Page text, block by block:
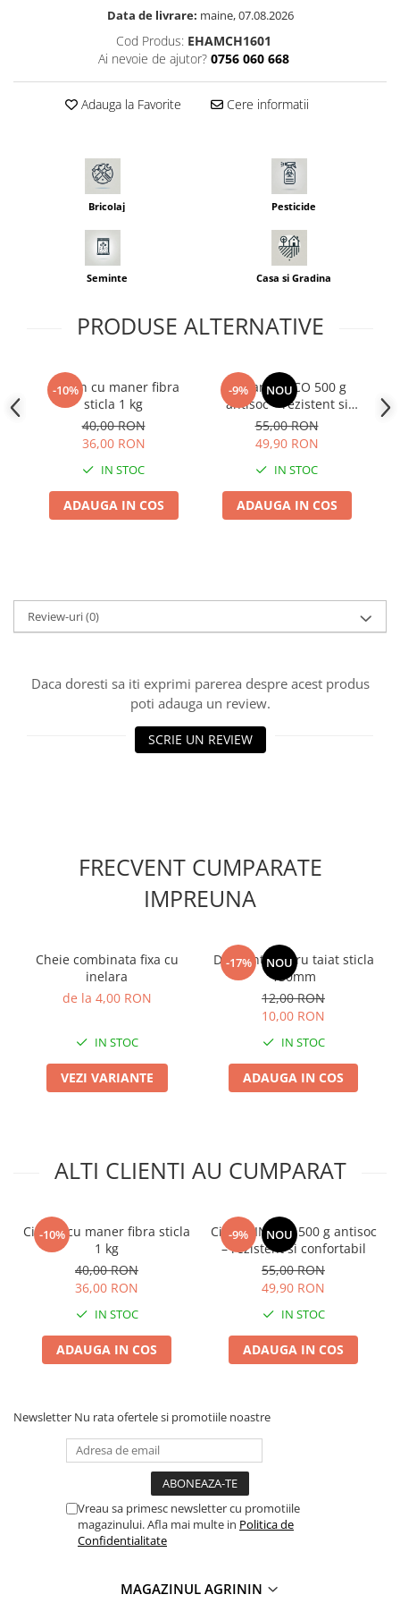
Seminte pastarnac
Seminte plante aromatice
Seminte ridichi
Seminte rosii
Seminte salata
Seminte varza
Seminte Vinete
Seminte Legume Profesionale
Seminte trifoi
Scule de mana
Truse /set scule
Data de livrare: maine, 07.08.2026
Cod Produs: EHAMCH1601
Ai nevoie de ajutor? 0756 060 668
Adauga la Favorite Cere informatii
Bricolaj Pesticide
Seminte Casa si Gradina
PRODUSE ALTERNATIVE
-10%
Ciocan cu maner fibra
sticla 1 kg
40,00 RON
36,00 RON
IN STOC
ADAUGA IN COS
-9% NOU
Ciocan INGCO 500 g
antisoc – rezistent si
confortabil
55,00 RON
49,90 RON
IN STOC
ADAUGA IN COS
Review-uri(0)
Daca doresti sa iti exprimi parerea despre acest produs
poti adauga un review.
SCRIE UN REVIEW
FRECVENT CUMPARATE
IMPREUNA
Cheie combinata fixa cu
inelara
de la 4,00 RON
IN STOC
VEZI VARIANTE
-17% NOU
Diamant pentru taiat sticla
130mm
12,00 RON
10,00 RON
IN STOC
ADAUGA IN COS
ALTI CLIENTI AU CUMPARAT
-10%
Ciocan cu maner fibra sticla
1 kg
40,00 RON
36,00 RON
IN STOC
ADAUGA IN COS
-9% NOU
Ciocan INGCO 500 g antisoc
– rezistent si confortabil
55,00 RON
49,90 RON
IN STOC
ADAUGA IN COS
Newsletter Nu rata ofertele si promotiile noastre
Vreau sa primesc newsletter cu promotiile
magazinului. Afla mai multe in Politica de
Confidentialitate
MAGAZINUL AGRININ